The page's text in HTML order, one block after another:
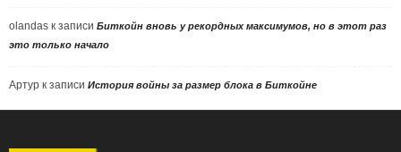
olandas к записи Биткойн вновь у рекордных максимумов, но в этот раз
это только начало
Артур к записи История войны за размер блока в Биткойне